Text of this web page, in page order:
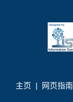
主页 网页指南